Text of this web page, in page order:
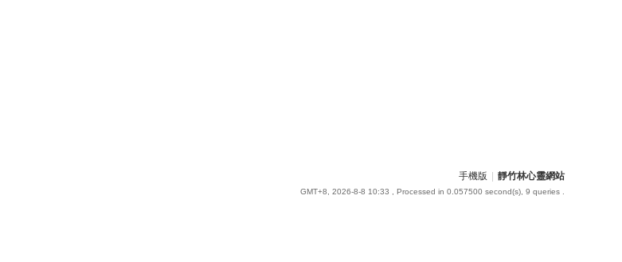
手機版 靜竹林心靈網站
GMT+8, 2026-8-8 10:33 , Processed in 0.057500 second(s), 9 queries .